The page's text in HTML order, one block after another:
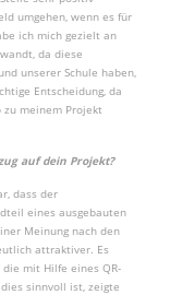
umgehen, wenn es für
ich mich gezielt an
da diese
unserer Schule haben,
Entscheidung, da
zu meinem Projekt
auf dein Projekt?
dass der
eines ausgebauten
Meinung nach den
attraktiver. Es
mit Hilfe eines QR-
sinnvoll ist, zeigte